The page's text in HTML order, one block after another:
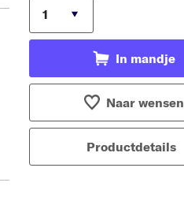
In mandje
Naar wensen
Productdetails